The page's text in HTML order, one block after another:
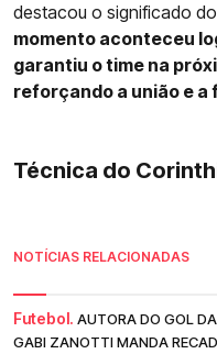
destacou o significado
momento aconteceu
garantiu o time na
reforçando a união e a
Técnica do
NOTÍCIAS RELACIONADAS
Futebol. AUTORA DO GOL
GABI ZANOTTI MANDA